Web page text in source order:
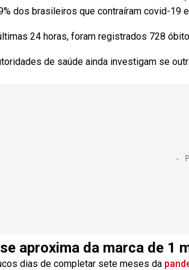
dos brasileiros que contraíram covid-19
24 horas, foram registrados 728
de saúde ainda investigam se
aproxima da marca de 1
dias de completar sete meses da